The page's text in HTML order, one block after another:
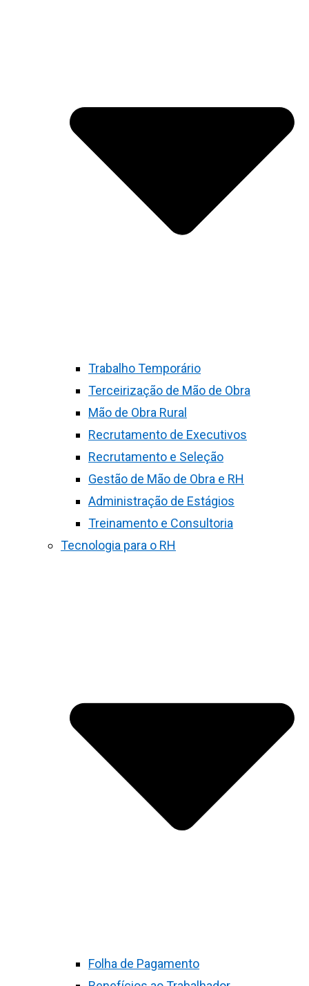
Trabalho Temporário
Terceirização de Mão de Obra
Mão de Obra Rural
Recrutamento de Executivos
Recrutamento e Seleção
Gestão de Mão de Obra e RH
Administração de Estágios
Treinamento e Consultoria
Tecnologia para o RH
Folha de Pagamento